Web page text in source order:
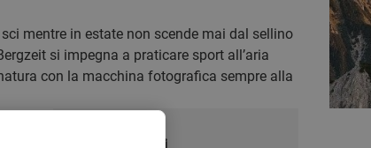
mentre in estate non scende mai dal sellino
si impegna a praticare sport all’aria
con la macchina fotografica sempre alla